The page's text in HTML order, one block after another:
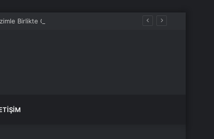
Birlikte Geçiriyor”